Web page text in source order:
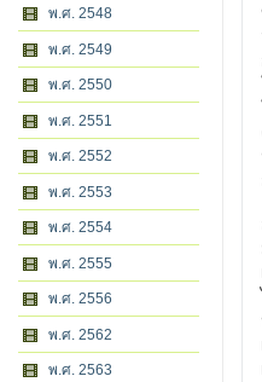
พ.ศ. 2548
พ.ศ. 2549
พ.ศ. 2550
พ.ศ. 2551
พ.ศ. 2552
พ.ศ. 2553
พ.ศ. 2554
พ.ศ. 2555
พ.ศ. 2556
พ.ศ. 2562
พ.ศ. 2563